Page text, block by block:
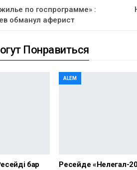
по госпрограмме» :
обманул аферист
Понравиться
бар
ALEM
Ресейде «Нелегал-